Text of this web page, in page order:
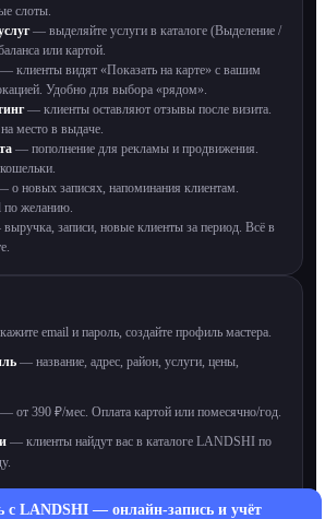
слоты.
— выделяйте услуги в каталоге (Выделение /
или картой.
— клиенты видят «Показать на карте» с вашим
Удобно для выбора «рядом».
— клиенты оставляют отзывы после визита.
место в выдаче.
— пополнение для рекламы и продвижения.
о новых записях, напоминания клиентам.
по желанию.
записи, новые клиенты за период. Всё в
email и пароль, создайте профиль мастера.
— название, адрес, район, услуги, цены,
— от 390 ₽/мес. Оплата картой или помесячно/год.
— клиенты найдут вас в каталоге LANDSHI по
с LANDSHI — онлайн-запись и учёт